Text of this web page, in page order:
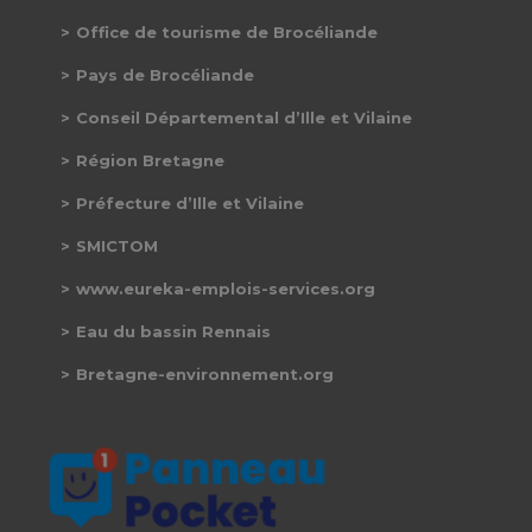
Office de tourisme de Brocéliande
Pays de Brocéliande
Conseil Départemental d’Ille et Vilaine
Région Bretagne
Préfecture d’Ille et Vilaine
SMICTOM
www.eureka-emplois-services.org
Eau du bassin Rennais
Bretagne-environnement.org